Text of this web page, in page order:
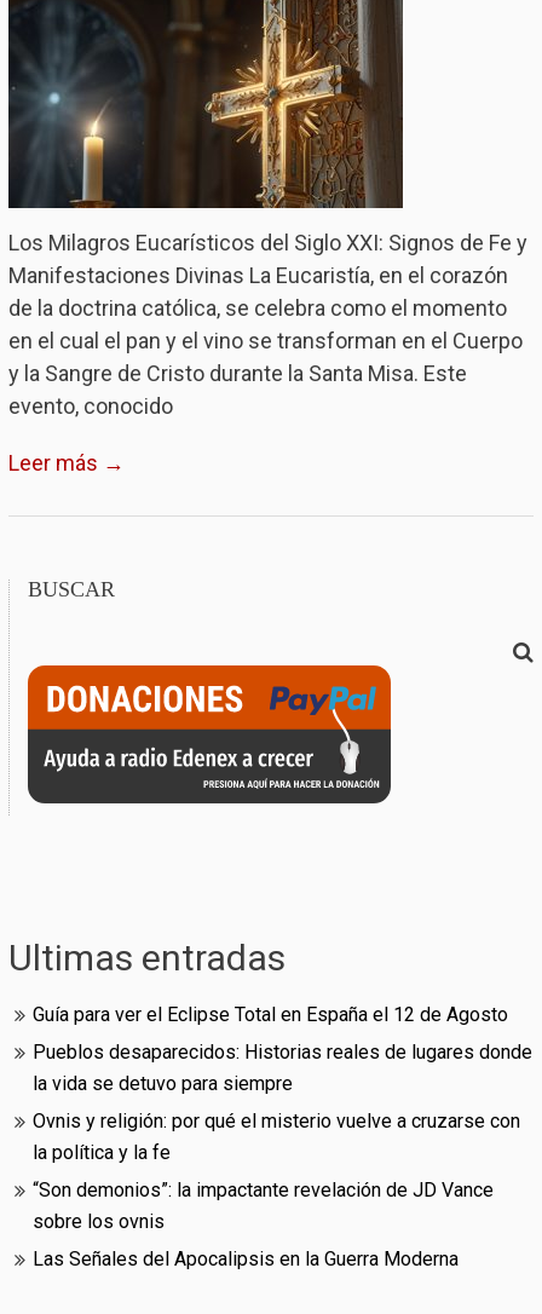
Los Milagros Eucarísticos del Siglo XXI: Signos de Fe y
Manifestaciones Divinas La Eucaristía, en el corazón
de la doctrina católica, se celebra como el momento
en el cual el pan y el vino se transforman en el Cuerpo
y la Sangre de Cristo durante la Santa Misa. Este
evento, conocido
Leer más →
BUSCAR
Ultimas entradas
Guía para ver el Eclipse Total en España el 12 de Agosto
Pueblos desaparecidos: Historias reales de lugares donde
la vida se detuvo para siempre
Ovnis y religión: por qué el misterio vuelve a cruzarse con
la política y la fe
“Son demonios”: la impactante revelación de JD Vance
sobre los ovnis
Las Señales del Apocalipsis en la Guerra Moderna